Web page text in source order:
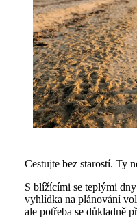
Cestujte bez starostí. Ty
S blížícími se teplými
vyhlídka na plánování
ale potřeba se důkladně